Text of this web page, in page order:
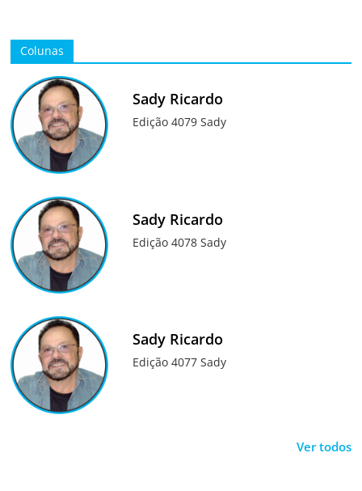
Colunas
Sady Ricardo
Edição 4079 Sady
Sady Ricardo
Edição 4078 Sady
Sady Ricardo
Edição 4077 Sady
Ver todos